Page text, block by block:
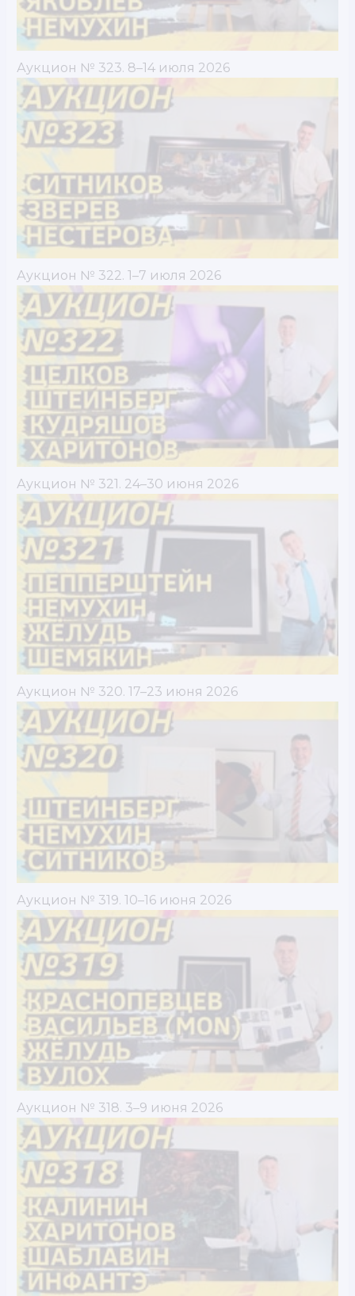
Аукцион № 323. 8–14 июля 2026
Аукцион № 322. 1–7 июля 2026
Аукцион № 321. 24–30 июня 2026
Аукцион № 320. 17–23 июня 2026
Аукцион № 319. 10–16 июня 2026
Аукцион № 318. 3–9 июня 2026